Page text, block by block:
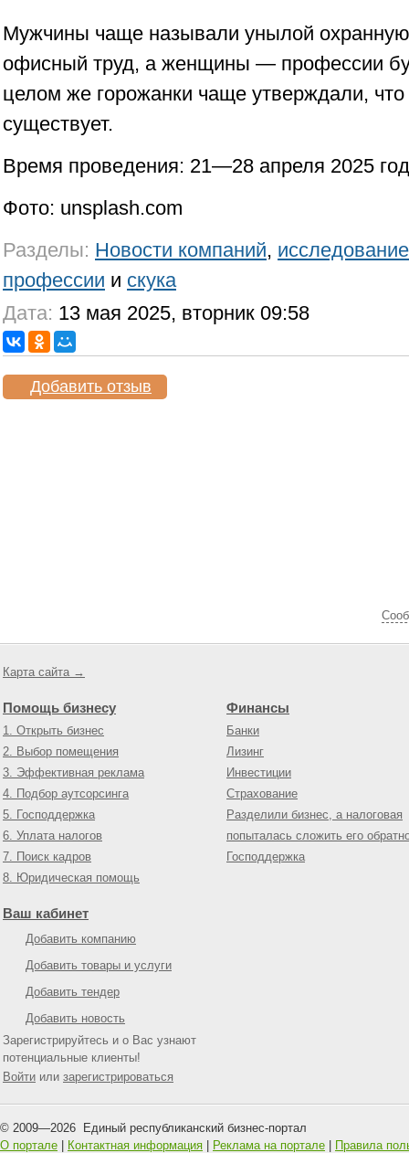
Мужчины чаще называли унылой охранную
офисный труд, а женщины — профессии
целом же горожанки чаще утверждали,
существует.
Время проведения: 21—28 апреля 2025
Фото: unsplash.com
Разделы: Новости компаний, исследование
профессии и скука
Дата: 13 мая 2025, вторник 09:58
Добавить отзыв
Карта сайта →
Помощь бизнесу
1. Открыть бизнес
2. Выбор помещения
3. Эффективная реклама
4. Подбор аутсорсинга
5. Господдержка
6. Уплата налогов
7. Поиск кадров
8. Юридическая помощь
Финансы
Банки
Лизинг
Инвестиции
Страхование
Разделили бизнес, а налоговая
попыталась сложить его
Господдержка
Ваш кабинет
Добавить компанию
Добавить товары и услуги
Добавить тендер
Добавить новость
Зарегистрируйтесь и о Вас узнают
потенциальные клиенты!
Войти или зарегистрироваться
© 2009—2026 Единый республиканский бизнес-портал
О портале
Контактная информация Реклама на портале Правила